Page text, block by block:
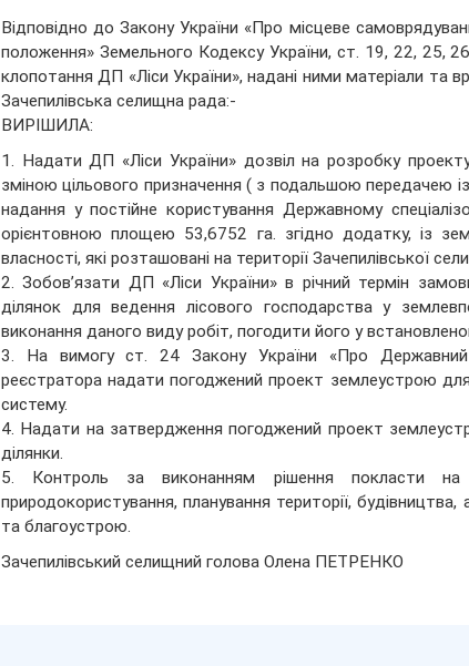
Відповідно до Закону України «Про місцеве
положення» Земельного Кодексу України, ст. 19, 22, 25,
клопотання ДП «Ліси України», надані ними матеріали та
Зачепилівська селищна рада:-
ВИРІШИЛА:
1. Надати ДП «Ліси України» дозвіл на розробку
зміною цільового призначення ( з подальшою передачею
надання у постійне користування Державному
орієнтовною площею 53,6752 га. згідно додатку, із
власності, які розташовані на території Зачепилівської
2. Зобов’язати ДП «Ліси України» в річний термін
ділянок для ведення лісового господарства у
виконання даного виду робіт, погодити його у
3. На вимогу ст. 24 Закону України «Про
реєстратора надати погоджений проект землеустрою
систему.
4. Надати на затвердження погоджений проект
ділянки.
5. Контроль за виконанням рішення покласти на
природокористування, планування території,
та благоустрою.
Зачепилівський селищний голова Олена ПЕТРЕНКО